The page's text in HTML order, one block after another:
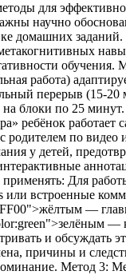
для
научно
домашних
работа)
перерыв (15-20
на блоки по 25
ребёнок работает
по видео
у детей,
применять: Для
встроенные
—
и обсуждать
причины и
Метод 3: